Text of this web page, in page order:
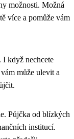
možnosti. Možná
více a pomůže vám
I když nechcete
může ulevit a
Půjčka od blízkých
institucí.